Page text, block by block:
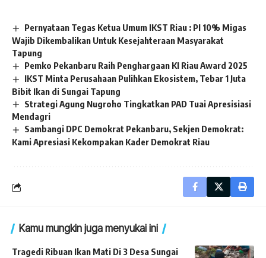
Pernyataan Tegas Ketua Umum IKST Riau : PI 10% Migas
Wajib Dikembalikan Untuk Kesejahteraan Masyarakat
Tapung
Pemko Pekanbaru Raih Penghargaan KI Riau Award 2025
IKST Minta Perusahaan Pulihkan Ekosistem, Tebar 1 Juta
Bibit Ikan di Sungai Tapung
Strategi Agung Nugroho Tingkatkan PAD Tuai Apresisiasi
Mendagri
Sambangi DPC Demokrat Pekanbaru, Sekjen Demokrat:
Kami Apresiasi Kekompakan Kader Demokrat Riau
Kamu mungkin juga menyukai ini
Tragedi Ribuan Ikan Mati Di 3 Desa Sungai